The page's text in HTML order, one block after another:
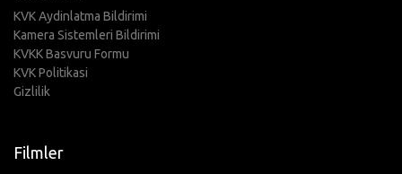
KVK Aydinlatma Bildirimi
Kamera Sistemleri Bildirimi
KVKK Basvuru Formu
KVK Politikasi
Gizlilik
Filmler